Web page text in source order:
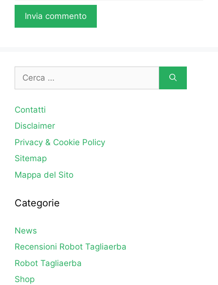
per:
Contatti
Disclaimer
Privacy & Cookie Policy
Sitemap
Mappa del Sito
Categorie
News
Recensioni Robot Tagliaerba
Robot Tagliaerba
Shop